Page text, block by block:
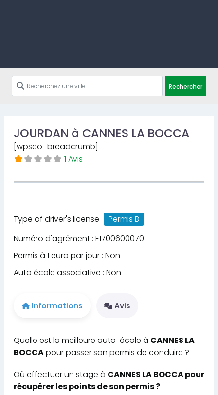
Rechercher
JOURDAN à CANNES LA BOCCA
[wpseo_breadcrumb]
1 Avis
Type of driver's license
Permis B
Numéro d'agrément : E1700600070
Permis à 1 euro par jour : Non
Auto école associative : Non
Informations Avis
Quelle est la meilleure auto-école à CANNES LA
BOCCApour passer son permis de conduire ?
Où effectuer un stage à CANNES LA BOCCA pour
récupérer les points de son permis ?